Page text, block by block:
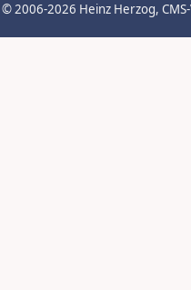
© 2006-2026 Heinz Herzog,